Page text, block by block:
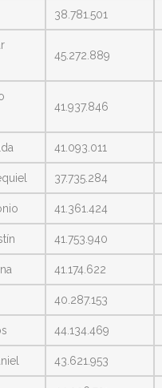
38.781.501
45.272.889
41.937.846
41.093.011
37.735.284
41.361.424
41.753.940
41.174.622
40.287.153
44.134.469
43.621.953